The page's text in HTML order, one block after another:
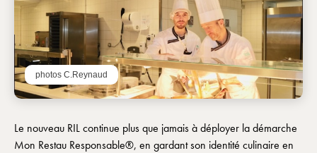
photos C.Reynaud
Le nouveau RIL continue plus que jamais à déployer la démarche
Mon Restau Responsable®, en gardant son identité culinaire en